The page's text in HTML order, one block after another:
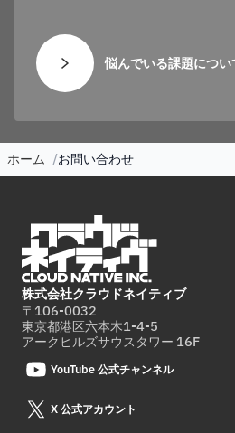
悩んでいる課題につ
ホーム お問い合わせ
株式会社クラウドネイティブ
〒106-0032
東京都港区六本木1-4-5
アークヒルズサウスタワー 16F
YouTube 公式チャンネル
X 公式アカウント